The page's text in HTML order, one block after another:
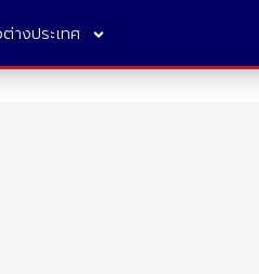
ต่างประเทศ